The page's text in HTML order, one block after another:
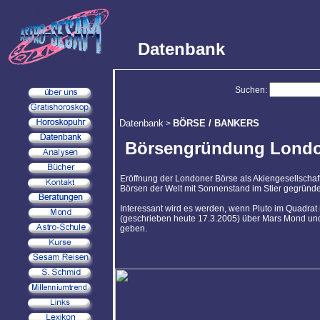
Datenbank
Suchen:
Datenbank > BÖRSE / BANKERS
Börsengründung
Eröffnung der Londoner Börse als
Börsen der Welt mit Sonnenstand im Stier
Interessant wird es werden, wenn Pluto im
(geschrieben heute 17.3.2005) über Mars Mond
geben.